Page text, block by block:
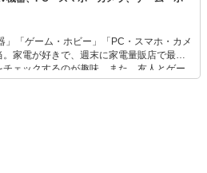
」「ゲーム・ホビー」「PC・スマホ・カメ
。家電が好きで、週末に家電量販店で最新
チェックするのが趣味。また、友人とゲー
ら、新作タイトルやイベント情報もいち早